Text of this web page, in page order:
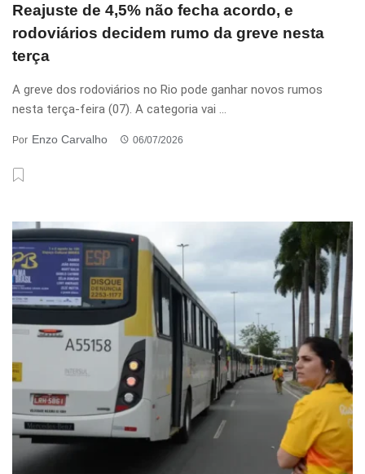
Reajuste de 4,5% não fecha acordo, e
rodoviários decidem rumo da greve nesta
terça
A greve dos rodoviários no Rio pode ganhar novos rumos
nesta terça-feira (07). A categoria vai ...
Por Enzo Carvalho 06/07/2026